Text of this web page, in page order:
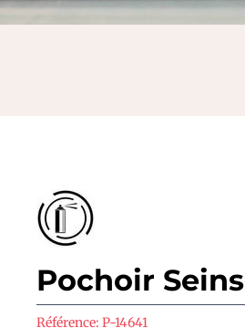
Pochoir Seins
Référence: P-14641